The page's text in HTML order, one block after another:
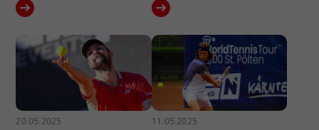
20.05.2025 11.05.2025